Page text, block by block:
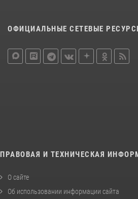
ОФИЦИАЛЬНЫЕ СЕТЕВЫЕ
ПРАВОВАЯ И ТЕХНИЧЕСКАЯ
О сайте
Об использовании информации сайта